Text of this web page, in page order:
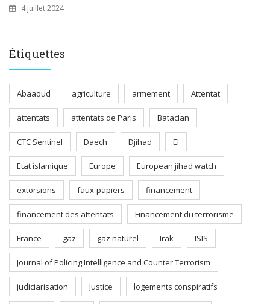
4 juillet 2024
Étiquettes
Abaaoud agriculture armement Attentat
attentats attentats de Paris Bataclan
CTC Sentinel Daech Djihad EI
Etat islamique Europe European jihad watch
extorsions faux-papiers financement
financement des attentats Financement du terrorisme
France gaz gaz naturel Irak ISIS
Journal of Policing Intelligence and Counter Terrorism
judiciarisation Justice logements conspiratifs